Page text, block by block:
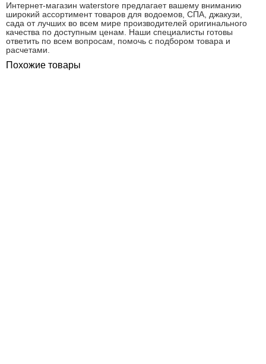
Интернет-магазин waterstore предлагает вашему вниманию
широкий ассортимент товаров для водоемов, СПА, джакузи,
сада от лучших во всем мире производителей оригинального
качества по доступным ценам. Наши специалисты готовы
ответить по всем вопросам, помочь с подбором товара и
расчетами.
Похожие товары